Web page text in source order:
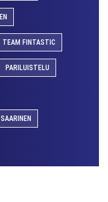
TEAM FINTASTIC
PARILUISTELU